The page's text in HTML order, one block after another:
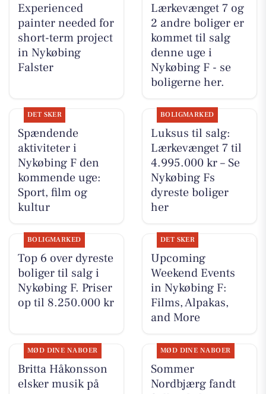
Experienced
painter needed for
short-term project
in Nykøbing
Falster
Lærkevænget 7 og
2 andre boliger er
kommet til salg
denne uge i
Nykøbing F - se
boligerne her.
DET SKER
Spændende
aktiviteter i
Nykøbing F den
kommende uge:
Sport, film og
kultur
BOLIGMARKED
Luksus til salg:
Lærkevænget 7 til
4.995.000 kr – Se
Nykøbing Fs
dyreste boliger
her
BOLIGMARKED
Top 6 over dyreste
boliger til salg i
Nykøbing F. Priser
op til 8.250.000 kr
DET SKER
Upcoming
Weekend Events
in Nykøbing F:
Films, Alpakas,
and More
MØD DINE NABOER
Britta Håkonsson
elsker musik på
MØD DINE NABOER
Sommer
Nordbjærg fandt